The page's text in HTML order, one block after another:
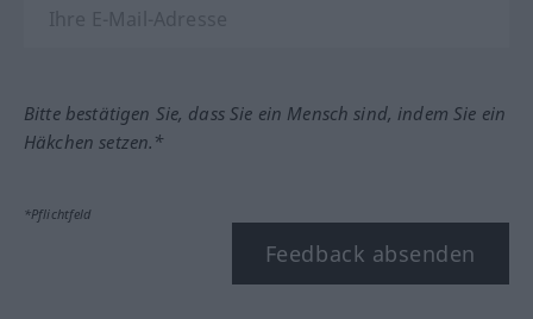
Bitte bestätigen Sie, dass Sie ein Mensch sind, indem Sie ein
Häkchen setzen.*
*Pflichtfeld
Feedback absenden